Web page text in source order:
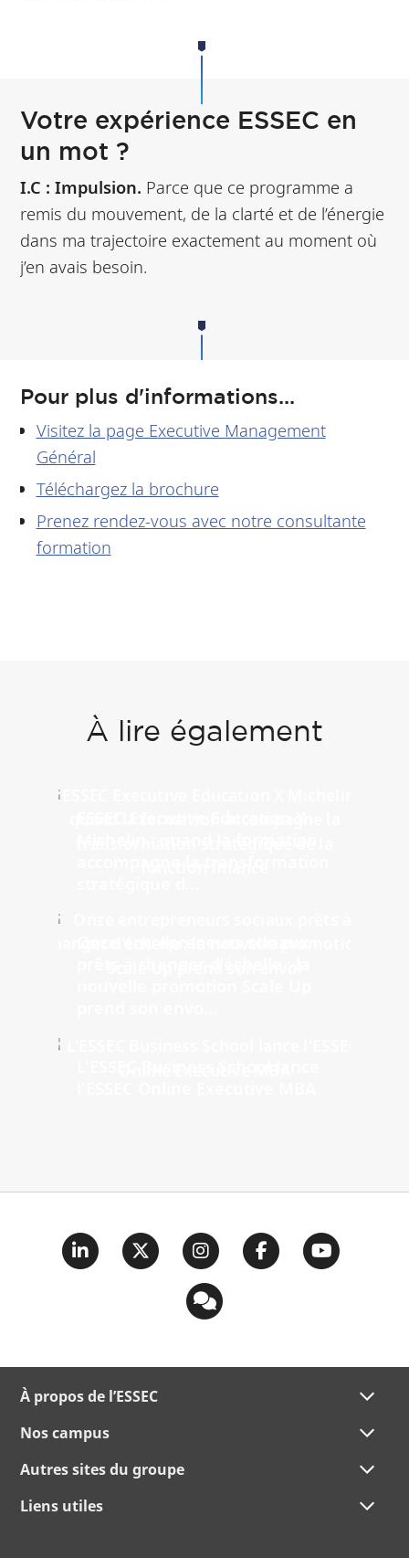
Votre expérience ESSEC en
un mot ?
I.C : Impulsion. Parce que ce programme a
remis du mouvement, de la clarté et de l’énergie
dans ma trajectoire exactement au moment où
j’en avais besoin.
Pour plus d'informations...
Visitez la page Executive Management
Général
Téléchargez la brochure
Prenez rendez-vous avec notre consultante
formation
À lire également
À propos de l’ESSEC
Nos campus
Autres sites du groupe
Liens utiles